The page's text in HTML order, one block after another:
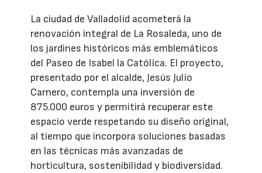
La ciudad de Valladolid acometerá la
renovación integral de La Rosaleda, uno de
los jardines históricos más emblemáticos
del Paseo de Isabel la Católica. El proyecto,
presentado por el alcalde, Jesús Julio
Carnero, contempla una inversión de
875.000 euros y permitirá recuperar este
espacio verde respetando su diseño original,
al tiempo que incorpora soluciones basadas
en las técnicas más avanzadas de
horticultura, sostenibilidad y biodiversidad.